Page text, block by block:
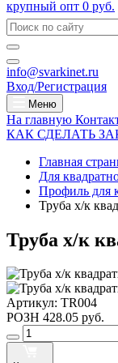
крупный опт 0 руб.
info@svarkinet.ru
Вход/Регистрация
Меню
На главную
КАК СДЕЛАТЬ
Главная
Для
Профиль для
Труба х/к
Труба х/к
Артикул: TR004
РОЗН 428.05 руб.